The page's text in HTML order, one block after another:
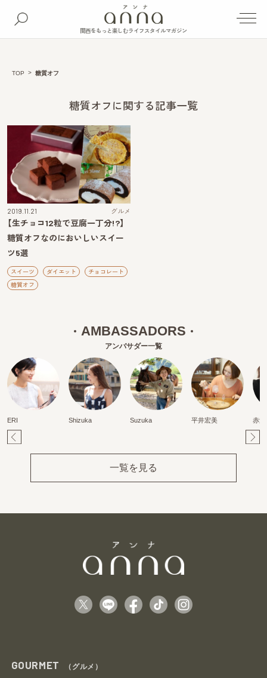
関西をもっと楽しむライフスタイルマガジン
TOP 糖質オフ
糖質オフに関する記事一覧
2019.11.21 グルメ
【生チョコ12粒で豆腐一丁分!?】
糖質オフなのにおいしいスイー
ツ5選
スイーツ ダイエット
チョコレート
糖質オフ
AMBASSADORS
アンバサダー一覧
ERI Shizuka Suzuka 平井宏美 赤澤
一覧を見る
GOURMET （グルメ）